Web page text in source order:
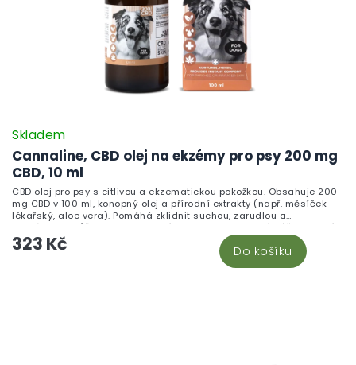
Cannaline, CBD olej na ekzémy pro psy 200 mg
CBD, 10 ml
Skladem
323 Kč Do košíku
CBD olej pro psy s citlivou a ekzematickou pokožkou. Obsahuje 200
mg CBD v 100 ml, konopný olej a přírodní extrakty (např. měsíček
lékařský, aloe vera). Pomáhá zklidnit suchou, zarudlou a
namáhanou kůži a podporuje její hydrataci. Praktická péče pro psí
srst a pokožku v rámci konopné kosmetiky.